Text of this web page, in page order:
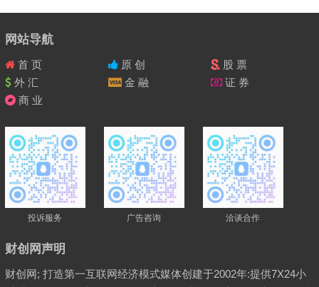
网站导航
首 页 原 创
股 票
外 汇
金 融
证 券
商 业
投诉服务 广告咨询 洽谈合作
财创网声明
财创网; 打造第一互联网经济模式媒体创建于2002年:提供7X24小